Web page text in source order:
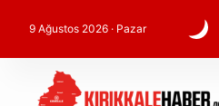
9 Ağustos 2026 · Pazar